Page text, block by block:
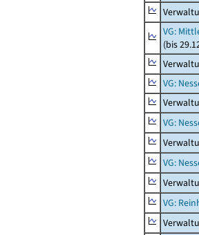
VG:
(bis
VG:
VG:
VG:
VG: